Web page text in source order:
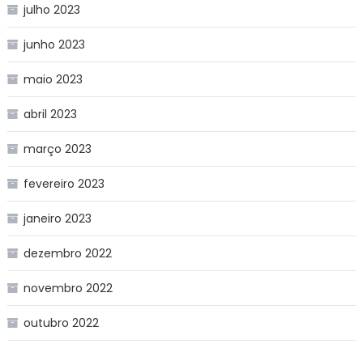
julho 2023
junho 2023
maio 2023
abril 2023
março 2023
fevereiro 2023
janeiro 2023
dezembro 2022
novembro 2022
outubro 2022